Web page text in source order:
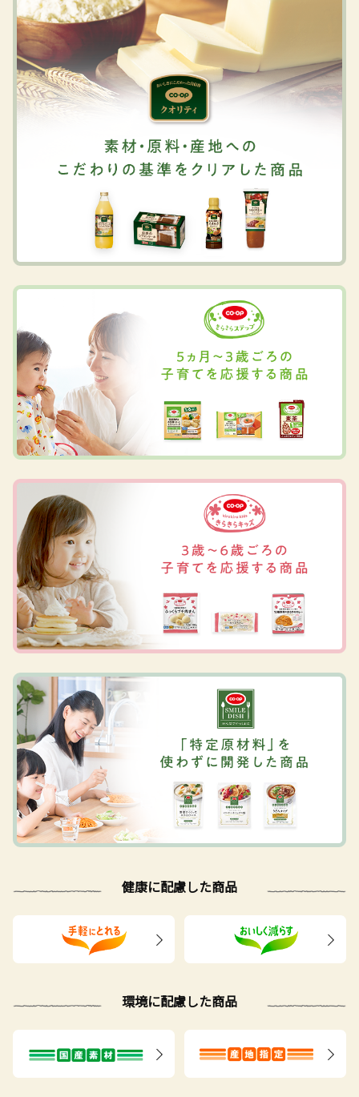
健康に配慮した商品
環境に配慮した商品